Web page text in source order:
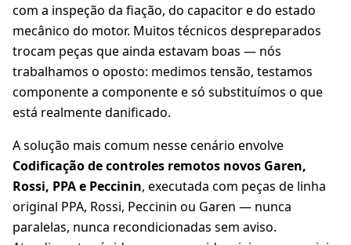
com a inspeção da fiação, do capacitor e do estado
mecânico do motor. Muitos técnicos despreparados
trocam peças que ainda estavam boas — nós
trabalhamos o oposto: medimos tensão, testamos
componente a componente e só substituímos o que
está realmente danificado.
A solução mais comum nesse cenário envolve
Codificação de controles remotos novos Garen,
Rossi, PPA e Peccinin, executada com peças de linha
original PPA, Rossi, Peccinin ou Garen — nunca
paralelas, nunca recondicionadas sem aviso.